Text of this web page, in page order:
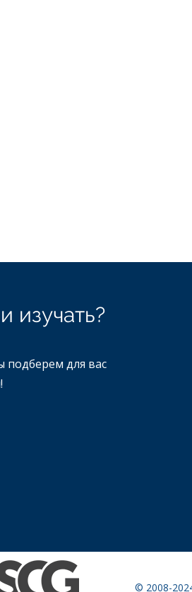
изучать?
подберем для вас
© 2008-